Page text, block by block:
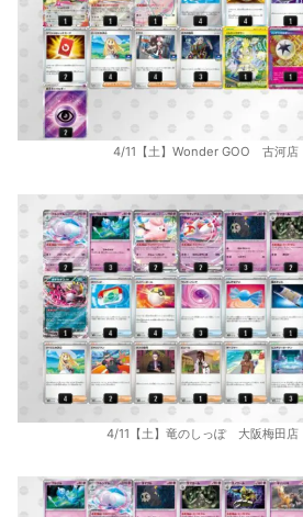
4/11【土】Wonder GOO 古河店
4/11【土】竜のしっぽ 大阪梅田店